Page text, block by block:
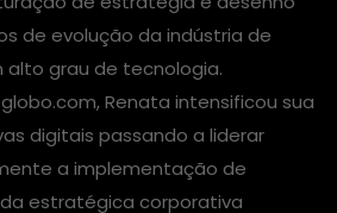
de evolução da indústria de
alto grau de tecnologia.
Renata intensificou sua
digitais passando a liderar
a implementação de
estratégica corporativa